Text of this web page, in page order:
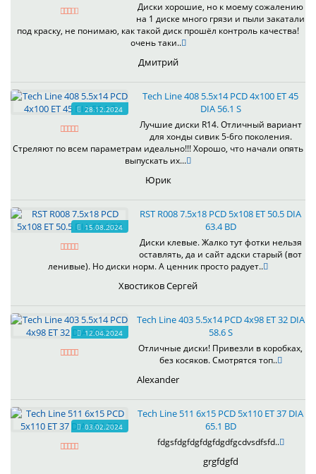
Диски хорошие, но к моему сожалению
на 1 диске много грязи и пыли закатали
под краску, не понимаю, как такой диск прошёл контроль качества!
очень таки..
Дмитрий
28.12.2024
Tech Line 408 5.5x14 PCD 4x100 ET 45
DIA 56.1 S
Лучшие диски R14. Отличный вариант
для хонды сивик 5-6го поколения.
Стреляют по всем параметрам идеально!!! Хорошо, что начали опять
выпускать их...
Юрик
15.08.2024
RST R008 7.5x18 PCD 5x108 ET 50.5 DIA
63.4 BD
Диски клевые. Жалко тут фотки нельзя
оставлять, да и сайт адски старый (вот
ленивые). Но диски норм. А ценник просто радует..
Хвостиков Сергей
12.04.2024
Tech Line 403 5.5x14 PCD 4x98 ET 32 DIA
58.6 S
Отличные диски! Привезли в коробках,
без косяков. Смотрятся топ..
Alexander
03.02.2024
Tech Line 511 6x15 PCD 5x110 ET 37 DIA
65.1 BD
fdgsfdgfdgfdgfdgdfgcdvsdfsfd..
grgfdgfd